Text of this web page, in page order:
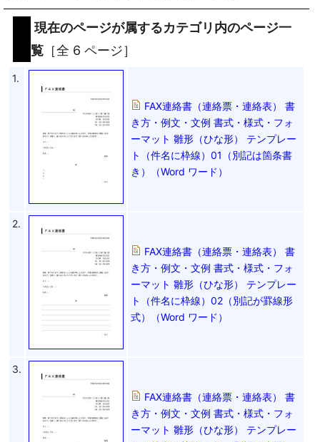
現在のページが属するカテゴリ内のページ一
覧 ［全 6 ページ］
1.
FAX連絡書（連絡票・連絡表） 書
き方・例文・文例 書式・様式・フォ
ーマット 雛形（ひな形） テンプレー
ト（件名に枠線）01（別記は箇条書
き）（Word ワード）
2.
FAX連絡書（連絡票・連絡表） 書
き方・例文・文例 書式・様式・フォ
ーマット 雛形（ひな形） テンプレー
ト（件名に枠線）02（別記が罫線形
式）（Word ワード）
3.
FAX連絡書（連絡票・連絡表） 書
き方・例文・文例 書式・様式・フォ
ーマット 雛形（ひな形） テンプレー